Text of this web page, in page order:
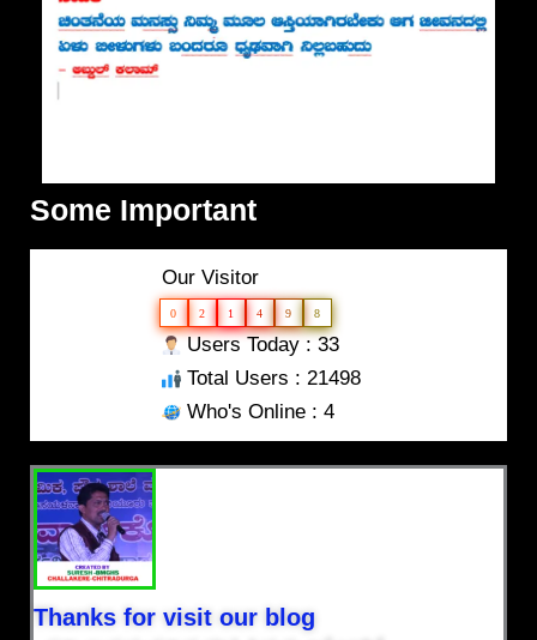
Some Important
Our Visitor
0 2 1 4 9 8
Users Today : 33
Total Users : 21498
Who's Online : 4
Thanks for visit our blog